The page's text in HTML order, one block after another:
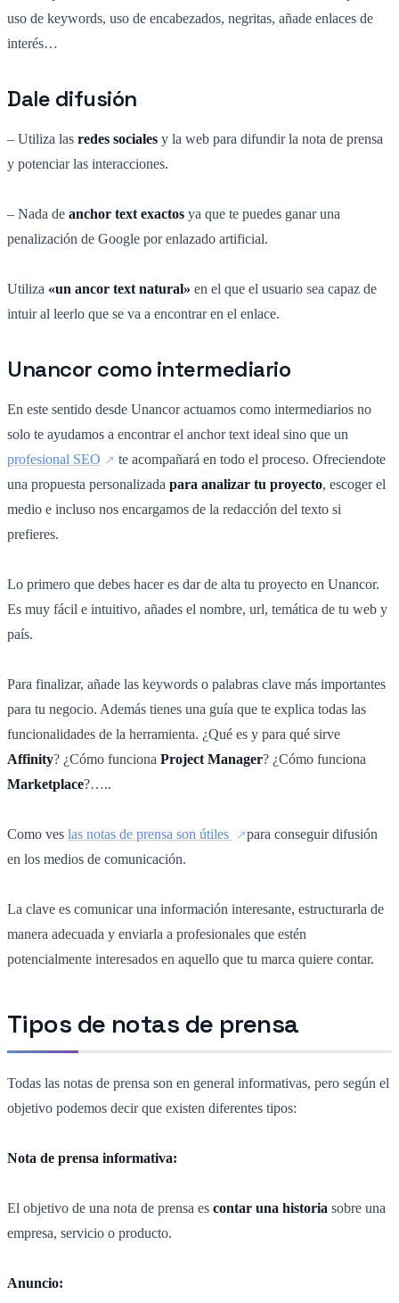
uso de keywords, uso de encabezados, negritas, añade enlaces de
interés…
Dale difusión
– Utiliza las redes sociales y la web para difundir la nota de prensa
y potenciar las interacciones.
– Nada de anchor text exactos ya que te puedes ganar una
penalización de Google por enlazado artificial.
Utiliza «un ancor text natural» en el que el usuario sea capaz de
intuir al leerlo que se va a encontrar en el enlace.
Unancor como intermediario
En este sentido desde Unancor actuamos como intermediarios no
solo te ayudamos a encontrar el anchor text ideal sino que un
profesional SEO
te acompañará en todo el proceso. Ofreciendote
una propuesta personalizada para analizar tu proyecto, escoger el
medio e incluso nos encargamos de la redacción del texto si
prefieres.
Lo primero que debes hacer es dar de alta tu proyecto en Unancor.
Es muy fácil e intuitivo, añades el nombre, url, temática de tu web y
país.
Para finalizar, añade las keywords o palabras clave más importantes
para tu negocio. Además tienes una guía que te explica todas las
funcionalidades de la herramienta. ¿Qué es y para qué sirve
Affinity? ¿Cómo funciona Project Manager? ¿Cómo funciona
Marketplace?…..
Como ves las notas de prensa son útiles
para conseguir difusión
en los medios de comunicación.
La clave es comunicar una información interesante, estructurarla de
manera adecuada y enviarla a profesionales que estén
potencialmente interesados en aquello que tu marca quiere contar.
Tipos de notas de prensa
Todas las notas de prensa son en general informativas, pero según el
objetivo podemos decir que existen diferentes tipos:
Nota de prensa informativa:
El objetivo de una nota de prensa es contar una historia sobre una
empresa, servicio o producto.
Anuncio: